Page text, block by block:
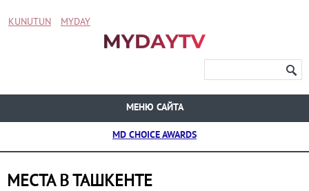
KUNUTUN MYDAY
МЕНЮ САЙТА
MD CHOICE AWARDS
МЕСТА В ТАШКЕНТЕ